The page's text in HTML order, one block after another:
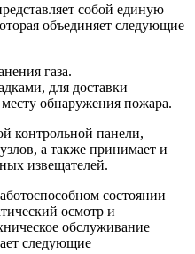
собой единую
объединяет следующие
газа.
для доставки
обнаружения пожара.
контрольной панели,
узлов, а также принимает и
извещателей.
состоянии
осмотр и
обслуживание
следующие